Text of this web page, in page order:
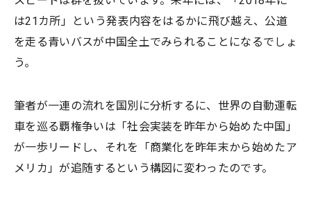
は21カ所」という発表内容をはるかに飛び越え、公道
を走る青いバスが中国全土でみられることになるでしょ
う。
筆者が一連の流れを国別に分析するに、世界の自動運転
車を巡る覇権争いは「社会実装を昨年から始めた中国」
が一歩リードし、それを「商業化を昨年末から始めたア
メリカ」が追随するという構図に変わったのです。